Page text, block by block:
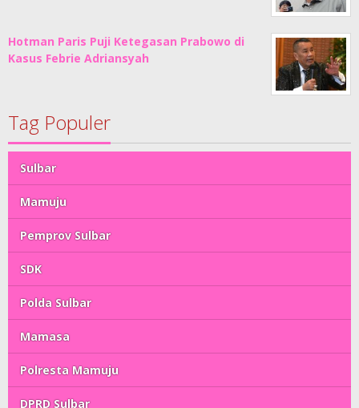
Hotman Paris Puji Ketegasan Prabowo di
Kasus Febrie Adriansyah
Tag Populer
Sulbar
Mamuju
Pemprov Sulbar
SDK
Polda Sulbar
Mamasa
Polresta Mamuju
DPRD Sulbar